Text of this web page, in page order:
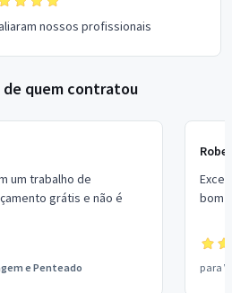
nossos profissionais
de quem contratou
um trabalho de
grátis e não é
e Penteado
bom
para